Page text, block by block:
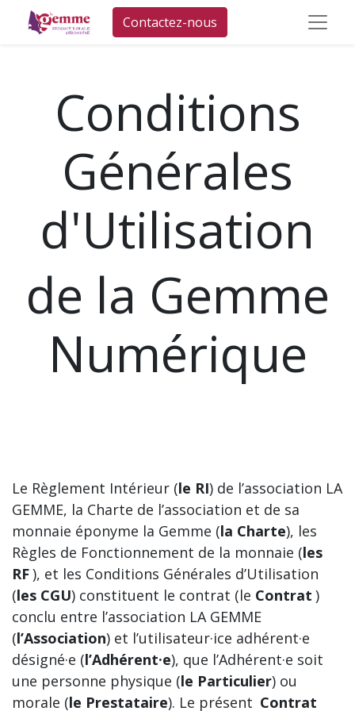
Contactez-nous
Conditions
Générales
d'Utilisation
de la Gemme
Numérique
Le Règlement Intérieur (le RI) de l’association LA
GEMME, la Charte de l’association et de sa
monnaie éponyme la Gemme (la Charte), les
Règles de Fonctionnement de la monnaie (les
RF), et les Conditions Générales d’Utilisation
(les CGU) constituent le contrat (le Contrat )
conclu entre l’association LA GEMME
(l’Association) et l’utilisateur·ice adhérent·e
désigné·e (l’Adhérent·e), que l’Adhérent·e soit
une personne physique (le Particulier) ou
morale (le Prestataire). Le présent Contrat